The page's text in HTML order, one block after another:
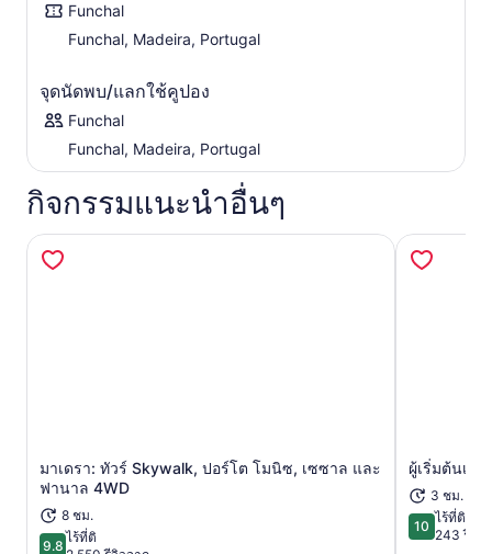
ไปตามถนนที่มีเสน่ห์ ชื่นชมหาดทรายสีทอง และดื่มด่ำกับ
บรรยากาศที่ผสมผสานระหว่างประวัติศาสตร์และริมทะเล ก่อน
Funchal
Funchal, Madeira, Portugal
จุดนัดพบ/แลกใช้คูปอง
Funchal
Funchal, Madeira, Portugal
กิจกรรมแนะนำอื่นๆ
มาเดรา: ทัวร์ Skywalk, ปอร์โต โมนิซ, เซซาล และ
ฟานาล 4WD
8 ชม.
9.8
ไร้ที่ติ
เปิดในแท็บใหม่ ผู้เริ่มต้นเล่
3 ชม. 30
1010 จาก 10
ไร้ที่ติ
243 รีวิว